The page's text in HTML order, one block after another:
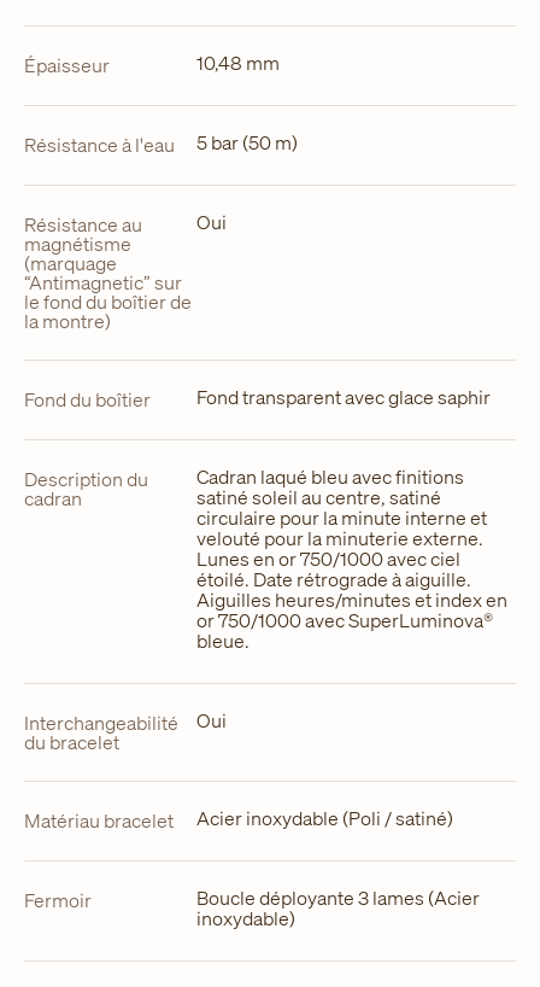
Épaisseur 10,48 mm
Résistance à l'eau 5 bar (50 m)
Résistance au
magnétisme
(marquage
“Antimagnetic” sur
le fond du boîtier de
la montre)
Oui
Fond du boîtier Fond transparent avec glace saphir
Description du
cadran
Cadran laqué bleu avec finitions
satiné soleil au centre, satiné
circulaire pour la minute interne et
velouté pour la minuterie externe.
Lunes en or 750/1000 avec ciel
étoilé. Date rétrograde à aiguille.
Aiguilles heures/minutes et index en
or 750/1000 avec SuperLuminova®
bleue.
Interchangeabilité
du bracelet
Oui
Matériau bracelet Acier inoxydable (Poli / satiné)
Fermoir Boucle déployante 3 lames (Acier
inoxydable)